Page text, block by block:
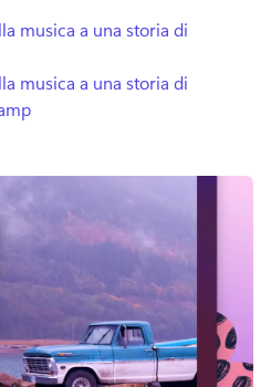
musica a una storia di
musica a una storia di